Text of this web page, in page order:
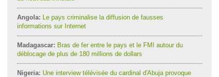
Angola: Le pays criminalise la diffusion de fausses
informations sur Internet
Madagascar: Bras de fer entre le pays et le FMI autour du
déblocage de plus de 180 millions de dollars
Nigeria: Une interview télévisée du cardinal d'Abuja provoque